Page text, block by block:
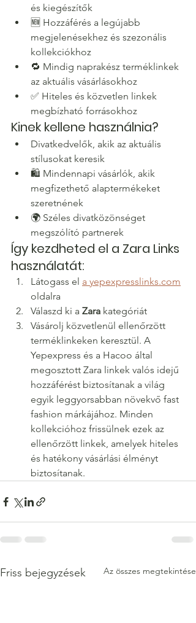
és kiegészítők
🆕 Hozzáférés a legújabb
megjelenésekhez és szezonális
kollekciókhoz
🔁 Mindig naprakész terméklinkek
az aktuális vásárlásokhoz
✅ Hiteles és közvetlen linkek
megbízható forrásokhoz
Kinek kellene használnia?
Divatkedvelők, akik az aktuális
stílusokat keresik
🛍️ Mindennapi vásárlók, akik
megfizethető alaptermékeket
szeretnének
🌍 Széles divatközönséget
megszólító partnerek
Így kezdheted el a Zara Links
használatát:
Látogass el a yepexpresslinks.com
oldalra
Válaszd ki a Zara kategóriát
Vásárolj közvetlenül ellenőrzött
terméklinkeken keresztül. A
Yepexpress és a Hacoo által
megosztott Zara linkek valós idejű
hozzáférést biztosítanak a világ
egyik leggyorsabban növekvő fast
fashion márkájához. Minden
kollekcióhoz frissülnek ezek az
ellenőrzött linkek, amelyek hiteles
és hatékony vásárlási élményt
biztosítanak.
Friss bejegyzések Az összes megtekintése